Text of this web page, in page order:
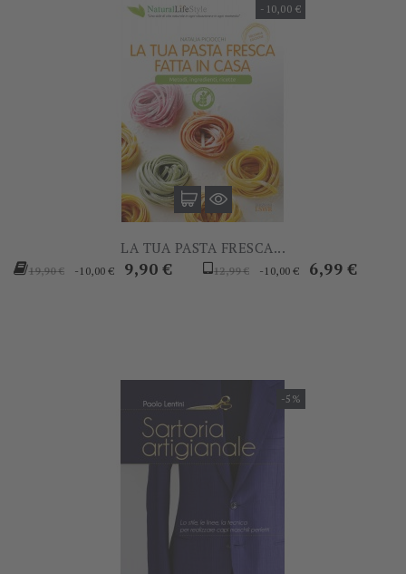
-10,00 €
LA TUA PASTA FRESCA...
Prezzo
19,90 € -10,00 € Prezzo
9,90 €
Prezzo
12,99 € -10,00 € Prezzo
6,99 €
-5%